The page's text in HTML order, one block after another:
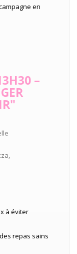
en
–
à éviter
repas sains